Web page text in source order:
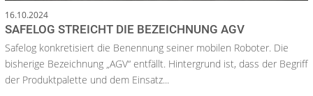
16.10.2024
SAFELOG STREICHT DIE BEZEICHNUNG AGV
Safelog konkretisiert die Benennung seiner mobilen Roboter. Die
bisherige Bezeichnung „AGV“ entfällt. Hintergrund ist, dass der Begriff
der Produktpalette und dem Einsatz...